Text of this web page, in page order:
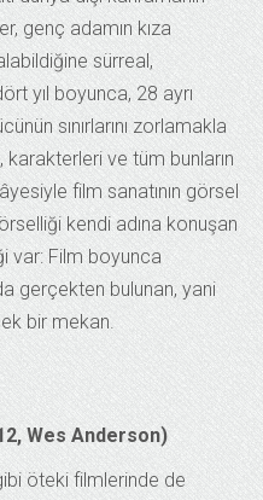
genç adamın kıza
sürreal,
yıl boyunca, 28 ayrı
sınırlarını zorlamakla
karakterleri ve tüm bunların
film sanatının görsel
kendi adına konuşan
var: Film boyunca
gerçekten bulunan, yani
bir mekan.
Wes Anderson)
öteki filmlerinde de